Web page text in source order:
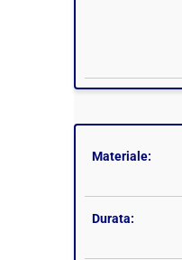
Materiale:
Durata: